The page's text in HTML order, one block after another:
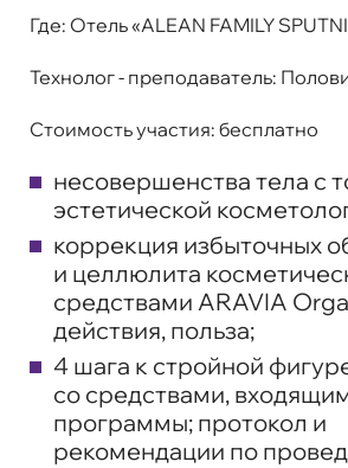
Где: Отель «ALEAN FAMILY
Технолог - преподаватель:
Стоимость участия: бесплатно
несовершенства тела с
эстетической
коррекция избыточных
и целлюлита
средствами ARAVIA
действия, польза;
4 шага к стройной
со средствами,
программы; протокол и
рекомендации по